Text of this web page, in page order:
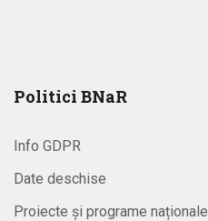
Politici BNaR
Info GDPR
Date deschise
Proiecte și programe naționale